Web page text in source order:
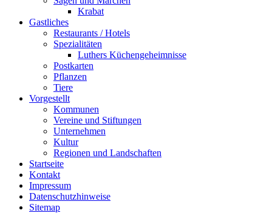
Krabat
Gastliches
Restaurants / Hotels
Spezialitäten
Luthers Küchengeheimnisse
Postkarten
Pflanzen
Tiere
Vorgestellt
Kommunen
Vereine und Stiftungen
Unternehmen
Kultur
Regionen und Landschaften
Startseite
Kontakt
Impressum
Datenschutzhinweise
Sitemap